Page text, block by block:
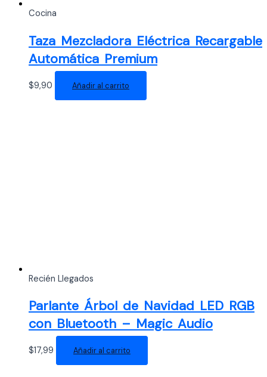
Cocina
Taza Mezcladora Eléctrica Recargable
Automática Premium
$9,90 Añadir al carrito
Recién Llegados
Parlante Árbol de Navidad LED RGB
con Bluetooth – Magic Audio
$17,99 Añadir al carrito